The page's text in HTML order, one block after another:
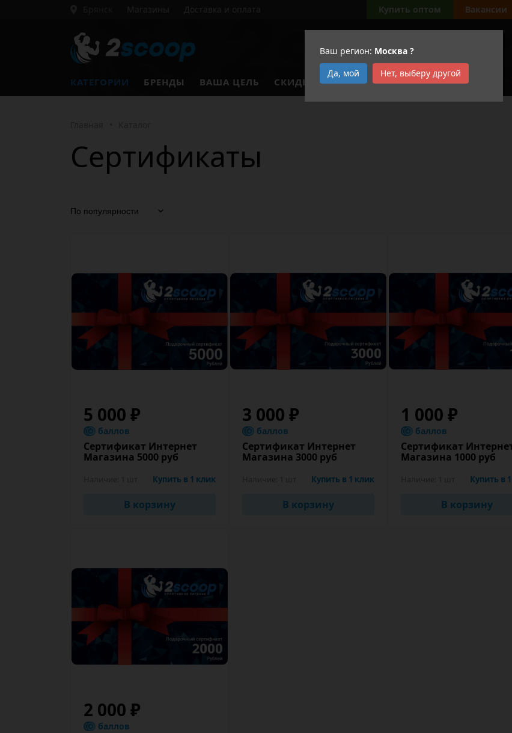
Ваш регион: Москва ?
Да, мой
Нет, выберу другой
Магазины Доставка и оплата Купить оптом Вакансии
КАТЕГОРИИ БРЕНДЫ ВАША ЦЕЛЬ СКИДКИ АКЦИИ
Сертификаты
5 000 ₽
баллов
Сертификат Интернет
Магазина 5000 руб
Купить в 1 клик
В корзину
3 000 ₽
баллов
Сертификат Интернет
Магазина 3000 руб
Купить в 1 клик
В корзину
1 000 ₽
баллов
Сертификат
Магазина 1000 руб
Купить в
В корзину
2 000 ₽
баллов